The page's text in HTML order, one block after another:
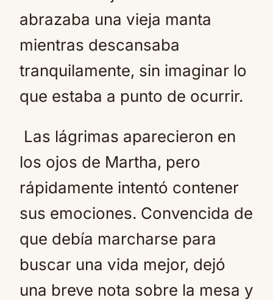
abrazaba una vieja manta
mientras descansaba
tranquilamente, sin imaginar lo
que estaba a punto de ocurrir.
Las lágrimas aparecieron en
los ojos de Martha, pero
rápidamente intentó contener
sus emociones. Convencida de
que debía marcharse para
buscar una vida mejor, dejó
una breve nota sobre la mesa y